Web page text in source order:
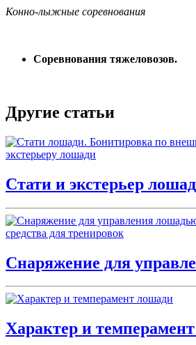
Конно-лыжные соревнования
Соревнования тяжеловозов.
Другие статьи
Стати и экстерьер
Снаряжение для
Характер и